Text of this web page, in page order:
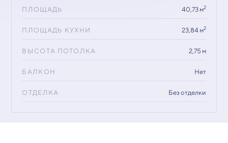
ПЛОЩАДЬ 40,73 м2
ПЛОЩАДЬ КУХНИ 23,84 м2
ВЫСОТА ПОТОЛКА 2,75 м
БАЛКОН Нет
ОТДЕЛКА Без отделки